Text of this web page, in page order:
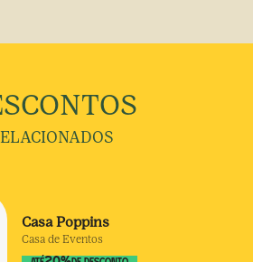
Casa Poppins
Casa de Eventos